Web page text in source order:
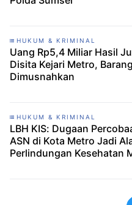
HUKUM & KRIMINAL
Uang Rp5,4 Miliar Hasil
Disita Kejari Metro,
Dimusnahkan
HUKUM & KRIMINAL
LBH KIS: Dugaan
ASN di Kota Metro Jadi
Perlindungan Kesehatan